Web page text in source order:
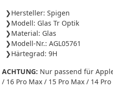
Hersteller: Spigen
Modell: Glas Tr Optik
Material: Glas
Modell-Nr.: AGL05761
Härtegrad: 9H
ACHTUNG: Nur passend für
/ 16 Pro Max / 15 Pro Max / 14 Pro